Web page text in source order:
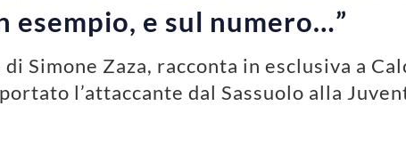
esempio, e sul numero…”
Simone Zaza, racconta in esclusiva a
l’attaccante dal Sassuolo alla